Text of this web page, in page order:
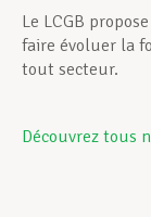
Le LCGB
faire évoluer la
tout secteur.
Découvrez tous